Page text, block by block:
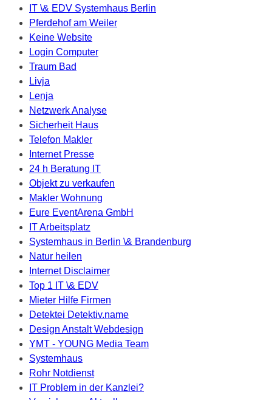
IT \& EDV Systemhaus Berlin
Pferdehof am Weiler
Keine Website
Login Computer
Traum Bad
Livja
Lenja
Netzwerk Analyse
Sicherheit Haus
Telefon Makler
Internet Presse
24 h Beratung IT
Objekt zu verkaufen
Makler Wohnung
Eure EventArena GmbH
IT Arbeitsplatz
Systemhaus in Berlin \& Brandenburg
Natur heilen
Internet Disclaimer
Top 1 IT \& EDV
Mieter Hilfe Firmen
Detektei Detektiv.name
Design Anstalt Webdesign
YMT - YOUNG Media Team
Systemhaus
Rohr Notdienst
IT Problem in der Kanzlei?